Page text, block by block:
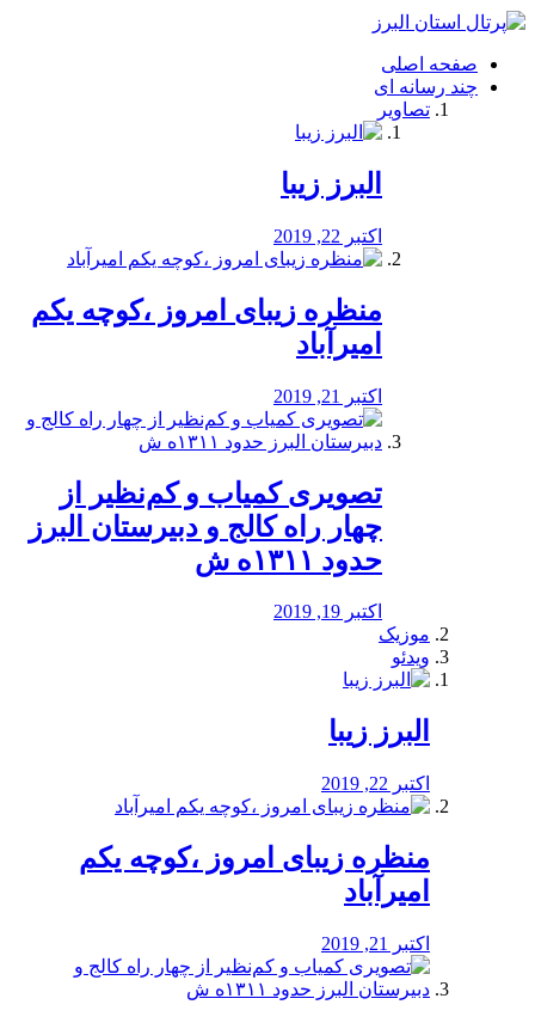
فصد
شرق
تهران
خشکشویی
صفحه اصلی
چند رسانه ای
تصاویر
البرز زیبا
اکتبر 22, 2019
منظره‌‌ زیبای امروز ،کوچه یکم
امیرآباد
اکتبر 21, 2019
️تصویری کمیاب و کم‌نظیر از
چهار راه كالج و دبيرستان البرز
حدود ۱۳۱۱ه ش
اکتبر 19, 2019
موزیک
ویدئو
البرز زیبا
اکتبر 22, 2019
منظره‌‌ زیبای امروز ،کوچه یکم
امیرآباد
اکتبر 21, 2019